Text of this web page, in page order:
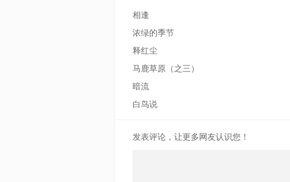
相逢
浓绿的季节
释红尘
马鹿草原（之三）
暗流
白鸟说
发表评论，让更多网友认识您！